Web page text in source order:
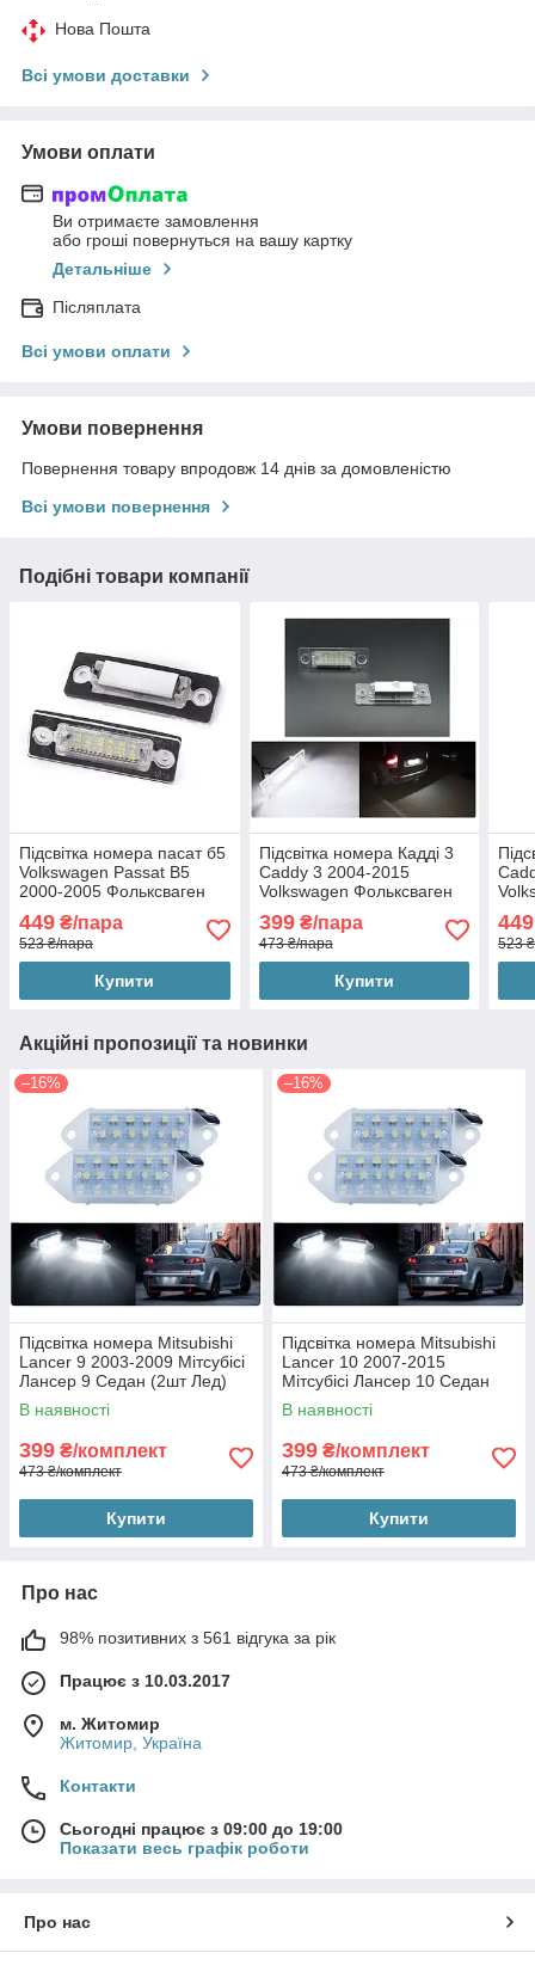
Нова Пошта
Всі умови доставки
Умови оплати
Ви отримаєте замовлення
або гроші повернуться на вашу картку
Детальніше
Післяплата
Всі умови оплати
Умови повернення
Повернення товару впродовж 14 днів за домовленістю
Всі умови повернення
Подібні товари компанії
Підсвітка номера пасат б5
Volkswagen Passat B5
2000-2005 Фольксваген
ущільнювачами)
449 ₴/пара
523 ₴/пара
Купити
Підсвітка номера Кадді 3
Caddy 3 2004-2015
Volkswagen Фольксваген
399₴/пара
473 ₴/пара
Купити
449
523
Акційні пропозиції та новинки
–16%
Підсвітка номера Mitsubishi
Lancer 9 2003-2009 Мітсубісі
Лансер 9 Седан (2шт Лед)
В наявності
399 ₴/комплект
473 ₴/комплект
Купити
–16%
Підсвітка номера Mitsubishi
Lancer 10 2007-2015
Мітсубісі Лансер 10 Седан
(2шт Лед)
В наявності
399 ₴/комплект
473 ₴/комплект
Купити
Про нас
98% позитивних з 561 відгука за рік
Працює з 10.03.2017
м. Житомир
Житомир, Україна
Контакти
Сьогодні працює з 09:00 до 19:00
Показати весь графік роботи
Про нас